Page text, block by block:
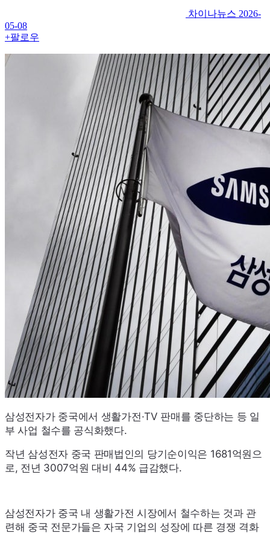
차이나뉴스 2026-
05-08
+팔로우
삼성전자가 중국에서 생활가전·TV 판매를 중단하는 등 일
부 사업 철수를 공식화했다.
작년 삼성전자 중국 판매법인의 당기순이익은 1681억원으
로, 전년 3007억원 대비 44% 급감했다.
삼성전자가 중국 내 생활가전 시장에서 철수하는 것과 관
련해 중국 전문가들은 자국 기업의 성장에 따른 경쟁 격화